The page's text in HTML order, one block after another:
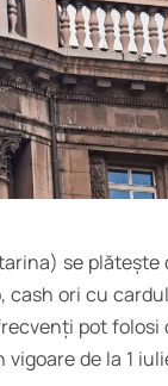
se plătește
cash ori cu
pot folosi
de la 1